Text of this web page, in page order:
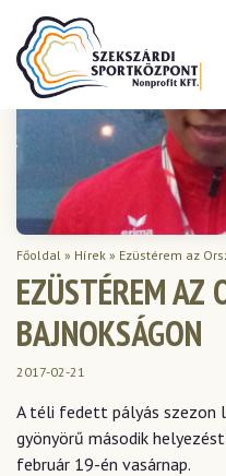
Főoldal » Hírek » Ezüstérem az
EZÜSTÉREM AZ
BAJNOKSÁGON
2017-02-21
A téli fedett pályás szezon
gyönyörű második
február 19-én vasárnap.